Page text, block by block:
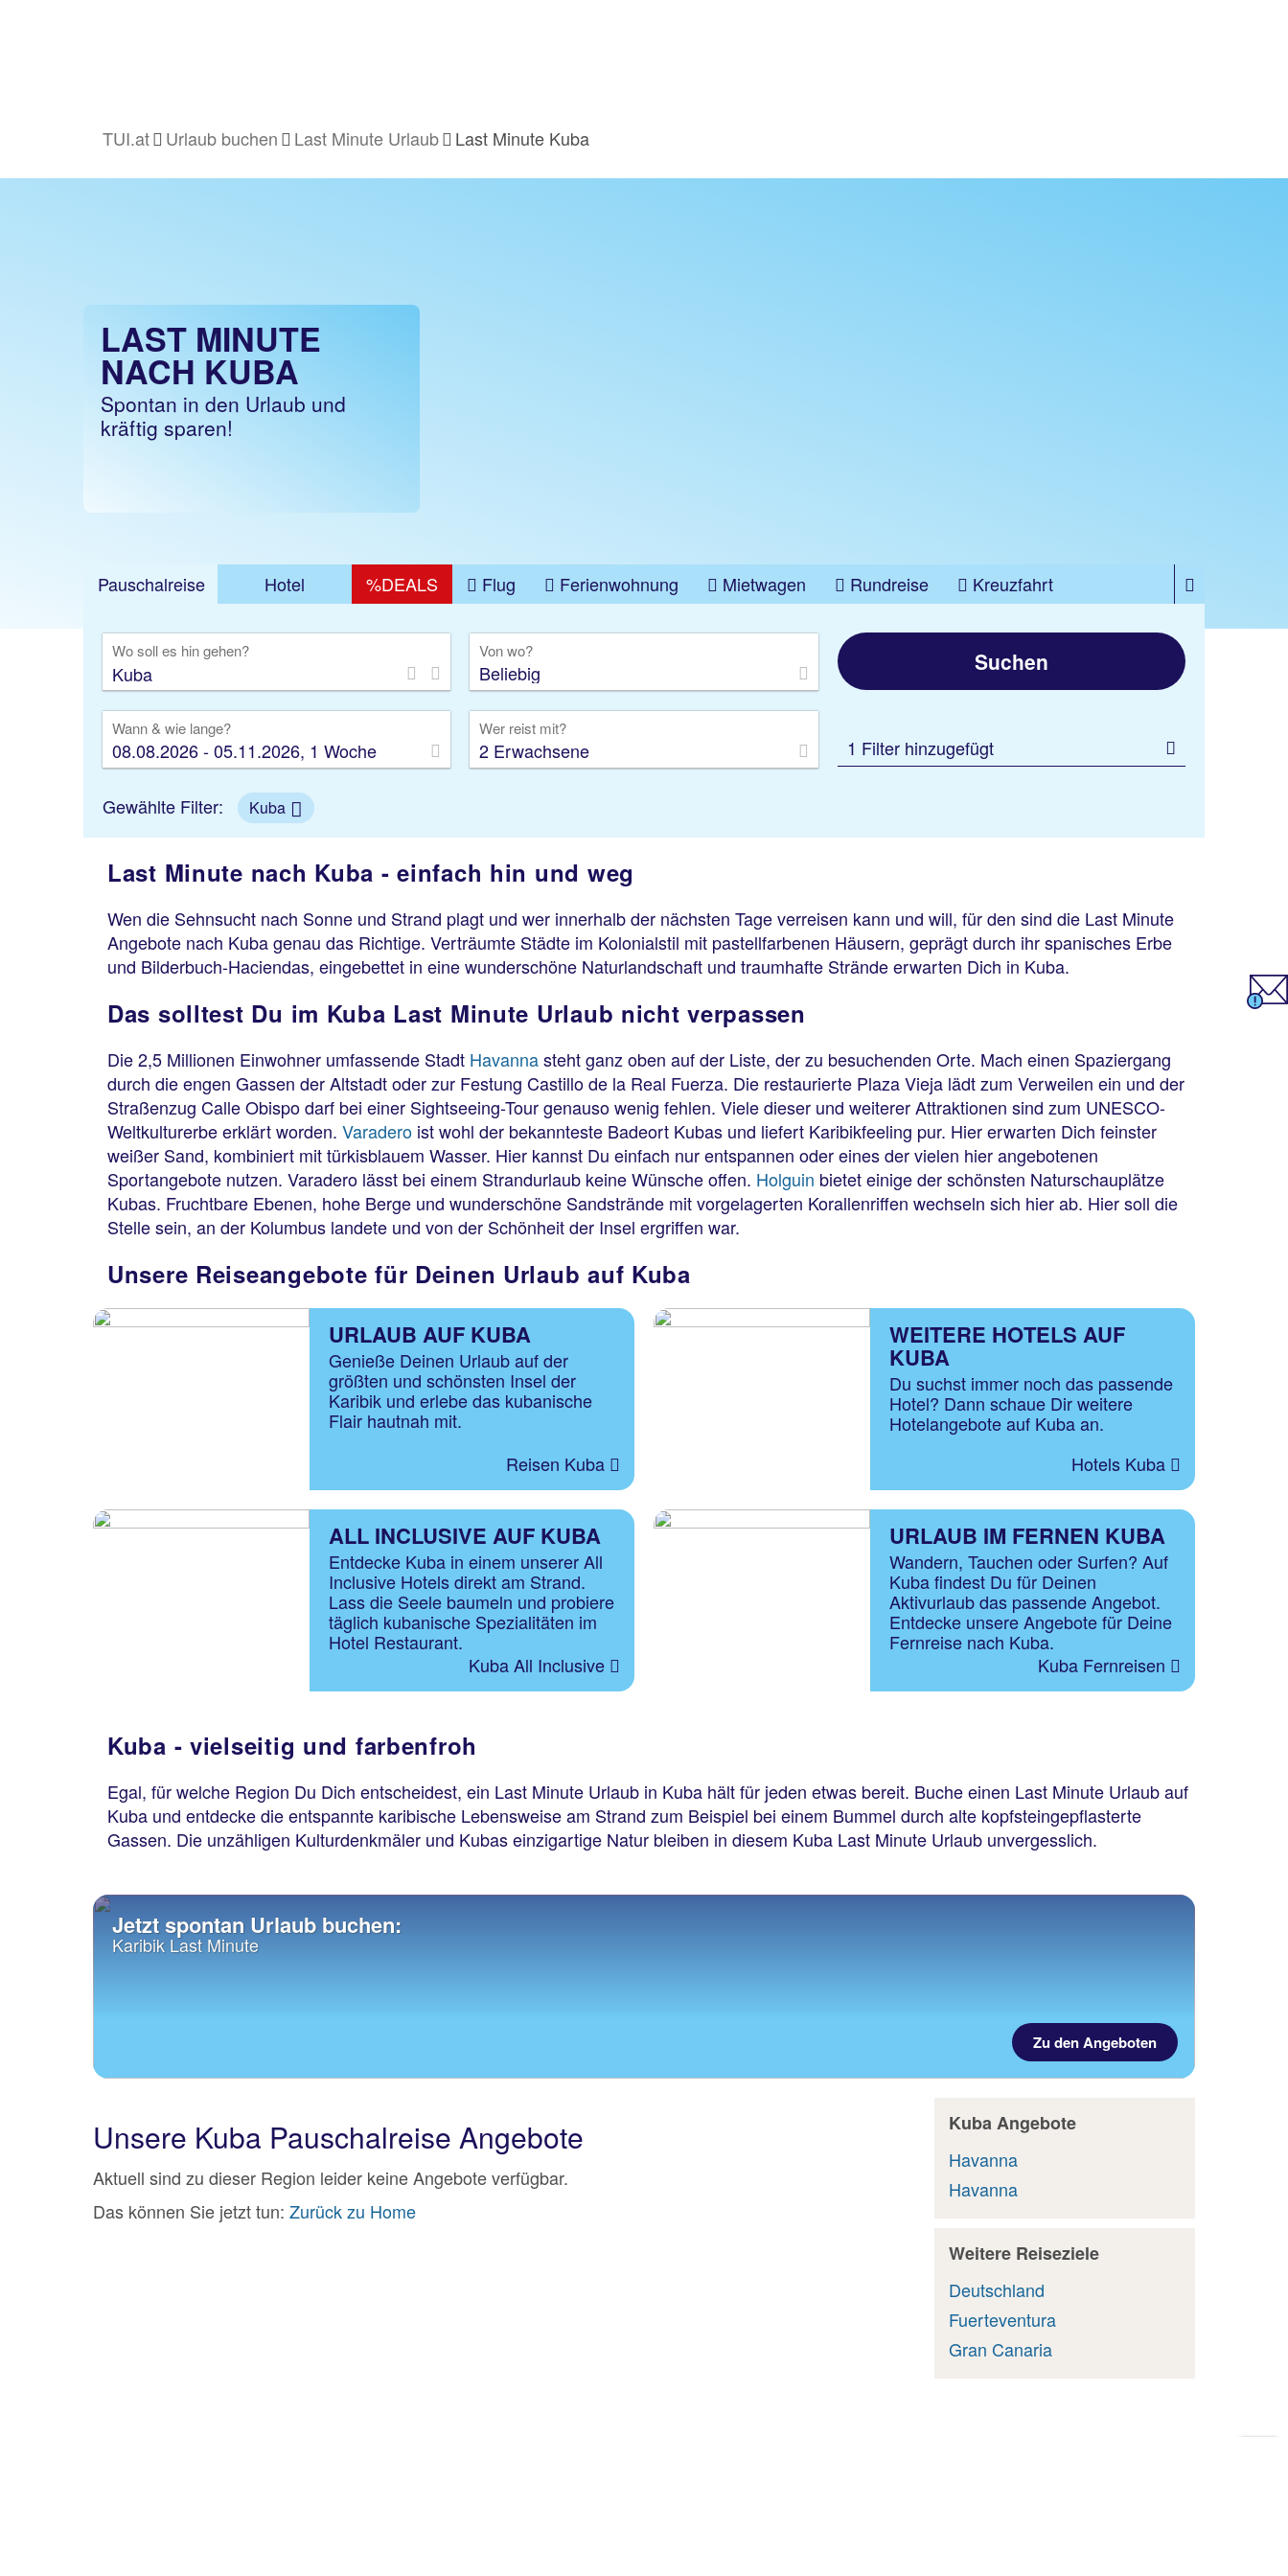
TUI.at Urlaub buchen Last Minute Urlaub Last Minute Kuba
LAST MINUTE
NACH KUBA
Spontan in den Urlaub und
kräftig sparen!
Pauschalreise Hotel %DEALS Flug Ferienwohnung Mietwagen Rundreise
Kreuzfahrt
Wo soll es hin gehen? Von wo?
Beliebig
Wann & wie lange?
08.08.2026 - 05.11.2026, 1 Woche
Wer reist mit?
2 Erwachsene
Suchen
1 Filter hinzugefügt
Gewählte Filter: Kuba
Last Minute nach Kuba - einfach hin und weg
Wen die Sehnsucht nach Sonne und Strand plagt und wer innerhalb der nächsten Tage verreisen kann und will, für den sind die Last Minute
Angebote nach Kuba genau das Richtige. Verträumte Städte im Kolonialstil mit pastellfarbenen Häusern, geprägt durch ihr spanisches Erbe
und Bilderbuch-Haciendas, eingebettet in eine wunderschöne Naturlandschaft und traumhafte Strände erwarten Dich in Kuba.
Das solltest Du im Kuba Last Minute Urlaub nicht verpassen
Die 2,5 Millionen Einwohner umfassende Stadt Havannasteht ganz oben auf der Liste, der zu besuchenden Orte. Mach einen Spaziergang
durch die engen Gassen der Altstadt oder zur Festung Castillo de la Real Fuerza. Die restaurierte Plaza Vieja lädt zum Verweilen ein und der
Straßenzug Calle Obispo darf bei einer Sightseeing-Tour genauso wenig fehlen. Viele dieser und weiterer Attraktionen sind zum UNESCO-
Weltkulturerbe erklärt worden. Varadero ist wohl der bekannteste Badeort Kubas und liefert Karibikfeeling pur. Hier erwarten Dich feinster
weißer Sand, kombiniert mit türkisblauem Wasser. Hier kannst Du einfach nur entspannen oder eines der vielen hier angebotenen
Sportangebote nutzen. Varadero lässt bei einem Strandurlaub keine Wünsche offen. Holguin bietet einige der schönsten Naturschauplätze
Kubas. Fruchtbare Ebenen, hohe Berge und wunderschöne Sandstrände mit vorgelagerten Korallenriffen wechseln sich hier ab. Hier soll die
Stelle sein, an der Kolumbus landete und von der Schönheit der Insel ergriffen war.
Unsere Reiseangebote für Deinen Urlaub auf Kuba
URLAUB AUF KUBA
Genieße Deinen Urlaub auf der
größten und schönsten Insel der
Karibik und erlebe das kubanische
Flair hautnah mit.
Reisen Kuba
WEITERE HOTELS AUF
KUBA
Du suchst immer noch das passende
Hotel? Dann schaue Dir weitere
Hotelangebote auf Kuba an.
Hotels Kuba
ALL INCLUSIVE AUF KUBA
Entdecke Kuba in einem unserer All
Inclusive Hotels direkt am Strand.
Lass die Seele baumeln und probiere
täglich kubanische Spezialitäten im
Hotel Restaurant.
Kuba All Inclusive
URLAUB IM FERNEN KUBA
Wandern, Tauchen oder Surfen? Auf
Kuba findest Du für Deinen
Aktivurlaub das passende Angebot.
Entdecke unsere Angebote für Deine
Fernreise nach Kuba.
Kuba Fernreisen
Kuba - vielseitig und farbenfroh
Egal, für welche Region Du Dich entscheidest, ein Last Minute Urlaub in Kuba hält für jeden etwas bereit. Buche einen Last Minute Urlaub auf
Kuba und entdecke die entspannte karibische Lebensweise am Strand zum Beispiel bei einem Bummel durch alte kopfsteingepflasterte
Gassen. Die unzähligen Kulturdenkmäler und Kubas einzigartige Natur bleiben in diesem Kuba Last Minute Urlaub unvergesslich.
Jetzt spontan Urlaub buchen:
Karibik Last Minute
Zu den Angeboten
Unsere Kuba Pauschalreise Angebote
Aktuell sind zu dieser Region leider keine Angebote verfügbar.
Das können Sie jetzt tun: Zurück zu Home
Kuba Angebote
Havanna
Havanna
Weitere Reiseziele
Deutschland
Fuerteventura
Gran Canaria